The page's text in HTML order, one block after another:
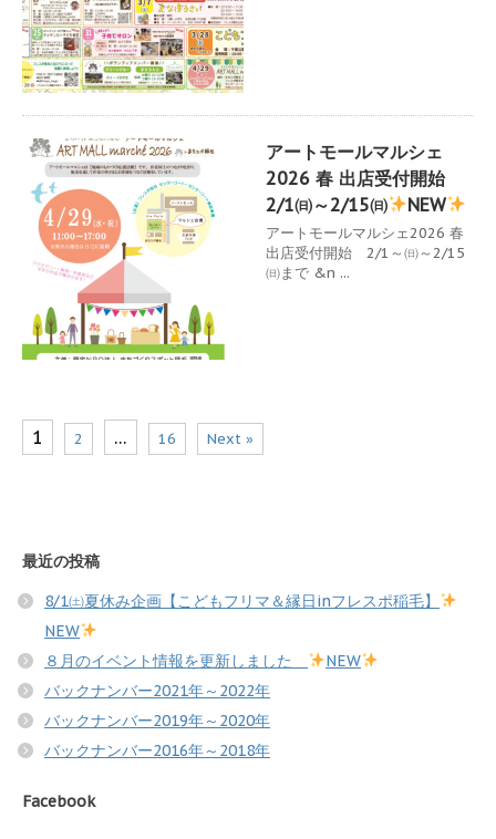
アートモールマルシェ
2026 春 出店受付開始
2/1㈰～2/15㈰
NEW
アートモールマルシェ2026 春
出店受付開始 2/1～㈰～2/15
㈰まで &n ...
1 2 … 16 Next »
最近の投稿
8/1㈯夏休み企画【こどもフリマ＆縁日inフレスポ稲毛】
NEW
８月のイベント情報を更新しました
NEW
バックナンバー2021年～2022年
バックナンバー2019年～2020年
バックナンバー2016年～2018年
Facebook